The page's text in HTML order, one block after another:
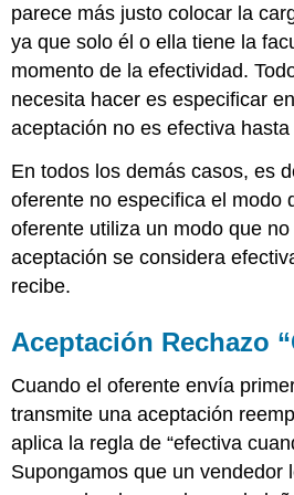
parece más justo colocar la
ya que solo él o ella tiene la
momento de la efectividad.
necesita hacer es especificar
aceptación no es efectiva
En todos los demás casos, es
oferente no especifica el modo
oferente utiliza un modo que
aceptación se considera
recibe.
Aceptación Rechazo
Cuando el oferente envía
transmite una aceptación
aplica la regla de “efectiva
Supongamos que un vendedor